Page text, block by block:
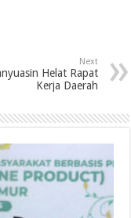
Next
Helat Rapat
Kerja Daerah